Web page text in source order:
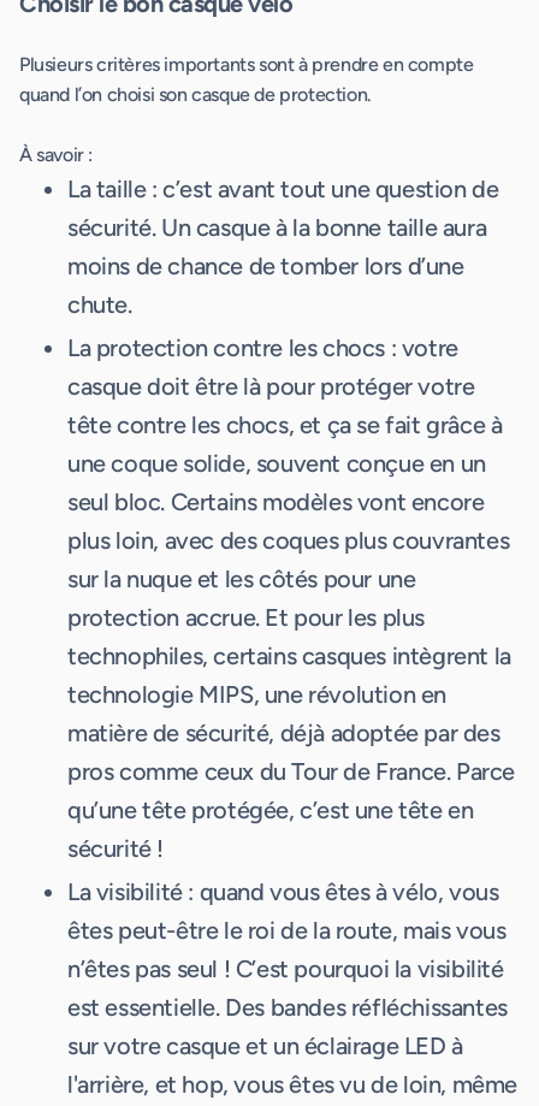
Plusieurs critères importants sont à prendre en compte
quand l’on choisi son casque de protection.
À savoir :
La taille : c’est avant tout une question de
sécurité. Un casque à la bonne taille aura
moins de chance de tomber lors d’une
chute.
La protection contre les chocs : votre
casque doit être là pour protéger votre
tête contre les chocs, et ça se fait grâce à
une coque solide, souvent conçue en un
seul bloc. Certains modèles vont encore
plus loin, avec des coques plus couvrantes
sur la nuque et les côtés pour une
protection accrue. Et pour les plus
technophiles, certains casques intègrent la
technologie MIPS, une révolution en
matière de sécurité, déjà adoptée par des
pros comme ceux du Tour de France. Parce
qu’une tête protégée, c’est une tête en
sécurité !
La visibilité : quand vous êtes à vélo, vous
êtes peut-être le roi de la route, mais vous
n’êtes pas seul ! C’est pourquoi la visibilité
est essentielle. Des bandes réfléchissantes
sur votre casque et un éclairage LED à
l'arrière, et hop, vous êtes vu de loin, même